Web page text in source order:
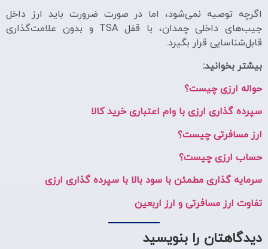
اگرچه توصیه نمی‌شود، اما در صورت ضرورت باید ارز داخل
جیب‌های داخلی چمدان، با قفل TSA و بدون علامت‌گذاری
قابل‌شناسایی قرار بگیرد.
بیشتر بخوانید:
حواله ارزی چیست؟
سپرده گذاری ارزی با وام اعتباری خرید کالا
ارز مسافرتی چیست؟
حساب ارزی چیست؟
سرمایه گذاری مطمئن با سود بالا با سپرده گذاری ارزی
تفاوت ارز مسافرتی و ارز اربعین
دیدگاهتان را بنویسید